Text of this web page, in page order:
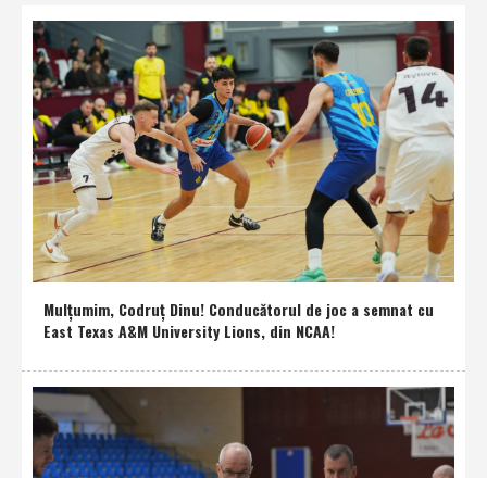
Mulţumim, Codruţ Dinu! Conducătorul de joc a semnat cu
East Texas A&M University Lions, din NCAA!